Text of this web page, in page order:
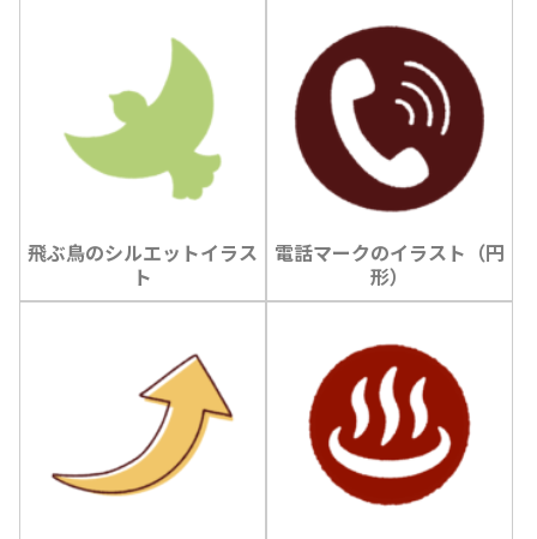
飛ぶ鳥のシルエットイラス
ト
電話マークのイラスト（円
形）